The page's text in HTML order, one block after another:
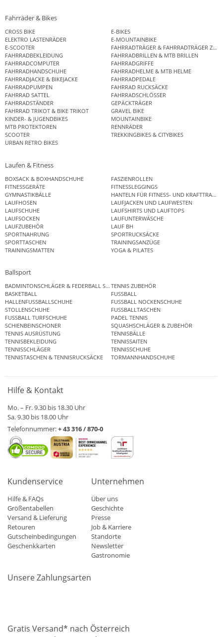
Fahrräder & Bikes
CROSS BIKE
E-BIKES
ELEKTRO LASTENRÄDER
E-MOUNTAINBIKE
E-SCOOTER
FAHRRADTRÄGER & FAHRRADTRÄGER
FAHRRADBEKLEIDUNG
FAHRRADBRILLEN & MTB BRILLEN
FAHRRADCOMPUTER
FAHRRADGRIFFE
FAHRRADHANDSCHUHE
FAHRRADHELME & MTB HELME
FAHRRADJACKE & BIKEJACKE
FAHRRADPEDALE
FAHRRADPUMPEN
FAHRRAD RUCKSÄCKE
FAHRRAD SATTEL
FAHRRADSCHLÖSSER
FAHRRADSTÄNDER
GEPÄCKTRÄGER
FAHRRAD TRIKOT & BIKE TRIKOT
GRAVEL BIKE
KINDER- & JUGENDBIKES
MOUNTAINBIKE
MTB PROTEKTOREN
RENNRÄDER
SCOOTER
TREKKINGBIKES & CITYBIKES
URBAN RETRO BIKES
Laufen & Fitness
BOXSACK & BOXHANDSCHUHE
FASZIENROLLEN
FITNESSGERÄTE
FITNESSLEGGINGS
GYMNASTIKBÄLLE
HANTELN FÜR FITNESS- UND
LAUFHOSEN
LAUFJACKEN UND LAUFWESTEN
LAUFSCHUHE
LAUFSHIRTS UND LAUFTOPS
LAUFSOCKEN
LAUFUNTERWÄSCHE
LAUFZUBEHÖR
LAUF BH
SPORTNAHRUNG
SPORTRUCKSÄCKE
SPORTTASCHEN
TRAININGSANZÜGE
TRAININGSMATTEN
YOGA & PILATES
Ballsport
BADMINTONSCHLÄGER & FEDERBALL SETSTENNIS ZUBEHÖR
BASKETBALL
FUSSBALL
HALLENFUSSBALLSCHUHE
FUSSBALL NOCKENSCHUHE
STOLLENSCHUHE
FUSSBALLTASCHEN
FUSSBALL TURFSCHUHE
PADEL TENNIS
SCHIENBEINSCHONER
SQUASHSCHLÄGER & ZUBEHÖR
TENNIS AUSRÜSTUNG
TENNISBÄLLE
TENNISBEKLEIDUNG
TENNISSAITEN
TENNISSCHLÄGER
TENNISSCHUHE
TENNISTASCHEN & TENNISRUCKSÄCKE
TORMANNHANDSCHUHE
Hilfe & Kontakt
Mo. – Fr. 9.30 bis 18.30 Uhr
Sa. 9.30 bis 18.00 Uhr
Telefonnummer:+ 43 316 / 870-0
Kundenservice
Hilfe & FAQs
Größentabellen
Versand & Lieferung
Retouren
Gutscheinbedingungen
Geschenkkarten
Unternehmen
Über uns
Geschichte
Presse
Job & Karriere
Standorte
Newsletter
Gastronomie
Unsere Zahlungsarten
Gratis Versand* nach Österreich